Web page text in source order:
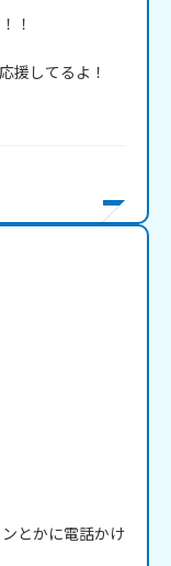
！
援してるよ！
とかに電話かけ